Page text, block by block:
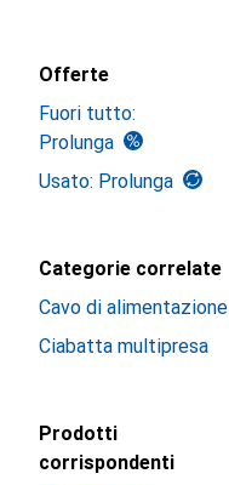
Offerte
Fuori tutto:
Prolunga
Usato: Prolunga
Categorie correlate
Cavo di alimentazione
Ciabatta multipresa
Prodotti
corrispondenti